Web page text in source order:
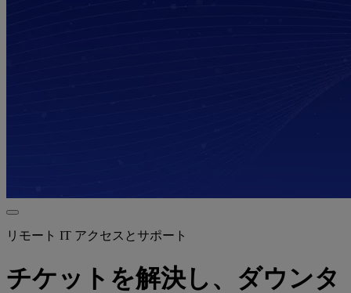
リモート IT アクセスとサポート
チケットを解決し、ダウンタ